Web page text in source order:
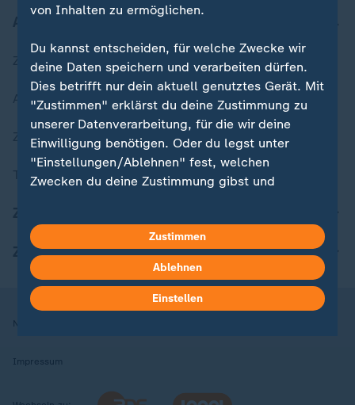
Zuletzt veröffentlicht
Aktuelle Sendungs-Videos
ZDFheute Stories
Themen im Überblick
ZDFheute Apps
Nutzungsbedingungen
Impressum
von Inhalten zu ermöglichen.
Du kannst entscheiden, für welche Zwecke wir
deine Daten speichern und verarbeiten dürfen.
Dies betrifft nur dein aktuell genutztes Gerät. Mit
"Zustimmen" erklärst du deine Zustimmung zu
unserer Datenverarbeitung, für die wir deine
Einwilligung benötigen. Oder du legst unter
"Einstellungen/Ablehnen" fest, welchen
Zwecken du deine Zustimmung gibst und
in deinen Einstellungen widerrufen oder ändern.
Hier findest du das Impressum.
Weitere Informationen findest du in unserer
Datenschutzerklärung.
Zustimmen
Ablehnen
Einstellen